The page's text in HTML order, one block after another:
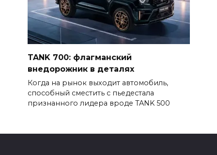
TANK 700: флагманский
внедорожник в деталях
Когда на рынок выходит автомобиль,
способный сместить с пьедестала
признанного лидера вроде TANK 500